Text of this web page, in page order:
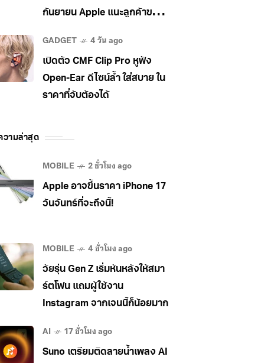
กันยายน Apple แนะลูกค้าขยับ
GADGET 4 วัน ago
เปิดตัว CMF Clip Pro หูฟัง
Open-Ear ดีไซน์ล้ำ ใส่สบาย ใน
ราคาที่จับต้องได้
วามล่าสุด
MOBILE 2 ชั่วโมง ago
Apple อาจขึ้นราคา iPhone 17
วันจันทร์ที่จะถึงนี้!
MOBILE 4 ชั่วโมง ago
วัยรุ่น Gen Z เริ่มหันหลังให้สมา
ร์ตโฟน แถมผู้ใช้งาน
Instagram จากเจนนี้ก็น้อยมาก
AI 17 ชั่วโมง ago
Suno เตรียมติดลายน้ำเพลง AI